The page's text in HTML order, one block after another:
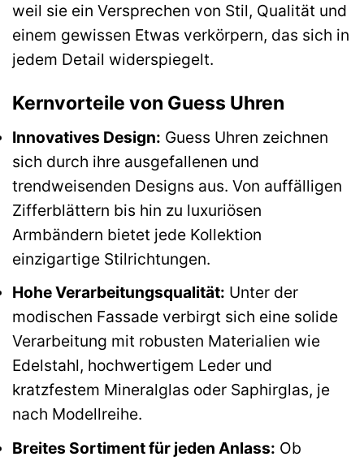
weil sie ein Versprechen von Stil, Qualität und
einem gewissen Etwas verkörpern, das sich in
jedem Detail widerspiegelt.
Kernvorteile von Guess Uhren
Innovatives Design: Guess Uhren zeichnen
sich durch ihre ausgefallenen und
trendweisenden Designs aus. Von auffälligen
Zifferblättern bis hin zu luxuriösen
Armbändern bietet jede Kollektion
einzigartige Stilrichtungen.
Hohe Verarbeitungsqualität: Unter der
modischen Fassade verbirgt sich eine solide
Verarbeitung mit robusten Materialien wie
Edelstahl, hochwertigem Leder und
kratzfestem Mineralglas oder Saphirglas, je
nach Modellreihe.
Breites Sortiment für jeden Anlass: Ob